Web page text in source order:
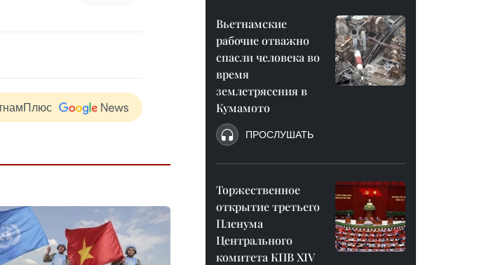
Вьетнамские
рабочие отважно
спасли человека во
время
землетрясения в
Кумамото
ПРОСЛУШАТЬ
Торжественное
открытие третьего
Пленума
Центрального
комитета КПВ XIV